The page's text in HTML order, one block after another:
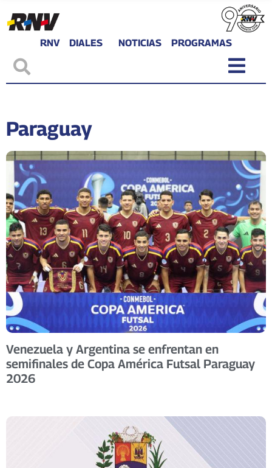
RNV DIALES NOTICIAS PROGRAMAS
Paraguay
Venezuela y Argentina se enfrentan en
semifinales de Copa América Futsal Paraguay
2026